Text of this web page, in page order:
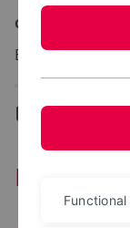
Construction and
Baumechanik
Links zu
Functional